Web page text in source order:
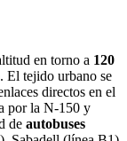
en torno a 120
El tejido urbano se
directos en el
por la N‑150 y
de autobuses